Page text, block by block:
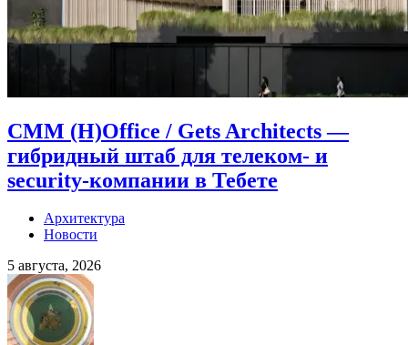
CMM (H)Office / Gets Architects —
гибридный штаб для телеком- и
security-компании в Тебете
Архитектура
Новости
5 августа, 2026